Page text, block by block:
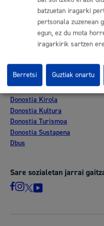
Kontratatzailaren profila
Egoitza elektronikoa
Mapak - GeoDonostia
Prentsa aretoa
Beste webgune korporatibo
Donostia Kirola
Donostia Kultura
Donostia Turismoa
Donostia Sustapena
Dbus
Sare sozialetan jarrai
batzuetan iragarki
pertsonala zuzenean
egun, ez du mota
iragarkirik sartzen
Berretsi Guztiak onartu